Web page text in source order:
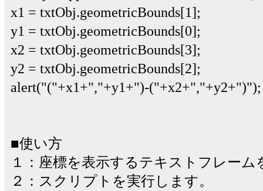
x1 = txtObj.geometricBounds[1];
y1 = txtObj.geometricBounds[0];
x2 = txtObj.geometricBounds[3];
y2 = txtObj.geometricBounds[2];
alert("("+x1+","+y1+")-("+x2+","+y2+")");
■使い方
１：座標を表示するテキストフレーム
２：スクリプトを実行します。